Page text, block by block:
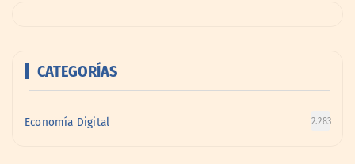
CATEGORÍAS
Economía Digital 2.283